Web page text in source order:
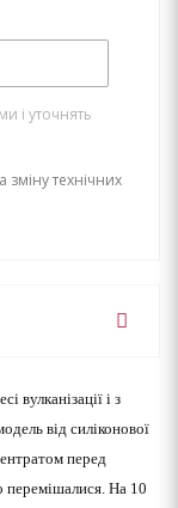
і уточнять
технічних
вулканізації і з
від силіконової
перед
перемішалися. На 10